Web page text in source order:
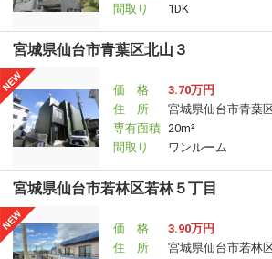
間取り
1DK
宮城県仙台市青葉区北山３
価 格
3.70万円
住 所
宮城県仙台市青葉
専有面積 20m²
間取り
ワンルーム
宮城県仙台市若林区若林５丁目
価 格
3.90万円
住 所
宮城県仙台市若林